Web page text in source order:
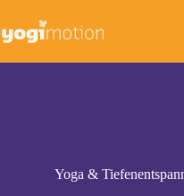
springen
Yoga &